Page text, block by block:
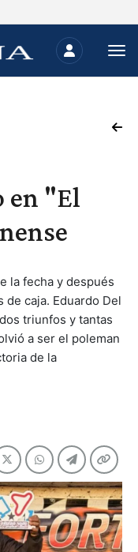
en "El
la fecha y después
caja. Eduardo Del
triunfos y tantas
a ser el poleman
de la